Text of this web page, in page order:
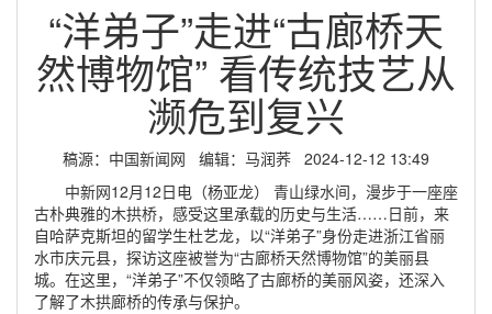
“洋弟子”走进“古廊桥天
然博物馆” 看传统技艺从
濒危到复兴
稿源：中国新闻网 编辑：马润荞 2024-12-12 13:49
中新网12月12日电（杨亚龙） 青山绿水间，漫步于一座座
古朴典雅的木拱桥，感受这里承载的历史与生活……日前，来
自哈萨克斯坦的留学生杜艺龙，以“洋弟子”身份走进浙江省丽
水市庆元县，探访这座被誉为“古廊桥天然博物馆”的美丽县
城。在这里，“洋弟子”不仅领略了古廊桥的美丽风姿，还深入
了解了木拱廊桥的传承与保护。